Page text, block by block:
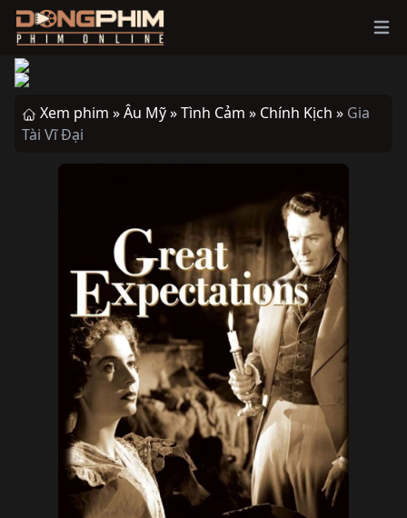
Xem phim »Âu Mỹ »Tình Cảm » Chính Kịch » Gia
Tài Vĩ Đại